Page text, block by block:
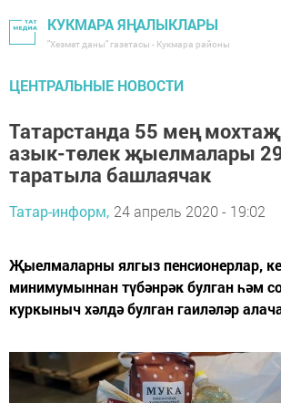
КУКМАРА ЯҢАЛЫКЛАРЫ
"Хезмәт даны" газетасы - Кукмара районы
ЦЕНТРАЛЬНЫЕ НОВОСТИ
Татарстанда 55 мең
азык-төлек җыелмалары
таратыла башлаячак
Татар-информ, 24 апрель 2020 - 19:02
Җыелмаларны ялгыз пенсионерлар,
минимумыннан түбәнрәк булган һәм
куркыныч хәлдә булган гаиләләр